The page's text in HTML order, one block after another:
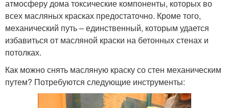
атмосферу дома токсические компоненты, которых во
всех масляных красках предостаточно. Кроме того,
механический путь – единственный, которым удается
избавиться от масляной краски на бетонных стенах и
потолках.
Как можно снять масляную краску со стен механическим
путем? Потребуются следующие инструменты: